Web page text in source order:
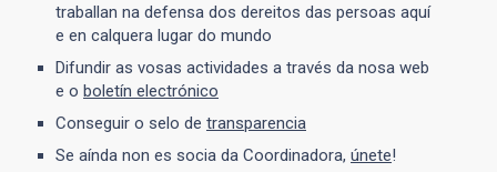
traballan na defensa dos dereitos das persoas aquí
e en calquera lugar do mundo
Difundir as vosas actividades a través da nosa web
e o boletín electrónico
Conseguir o selo de transparencia
Se aínda non es socia da Coordinadora, únete!